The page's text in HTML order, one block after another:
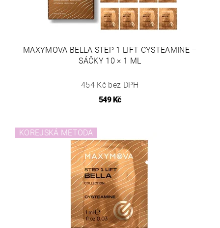
MAXYMOVA BELLA STEP 1 LIFT CYSTEAMINE –
SÁČKY 10 × 1 ML
454 Kč bez DPH
549 Kč
KOREJSKÁ METODA